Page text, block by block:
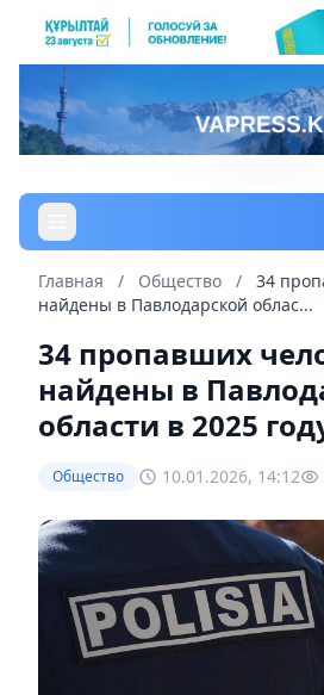
Главная / Общество /
34
найдены в Павлодарской облас...
34 пропавших
найдены в
области в 2025
Общество 10.01.2026, 14:12